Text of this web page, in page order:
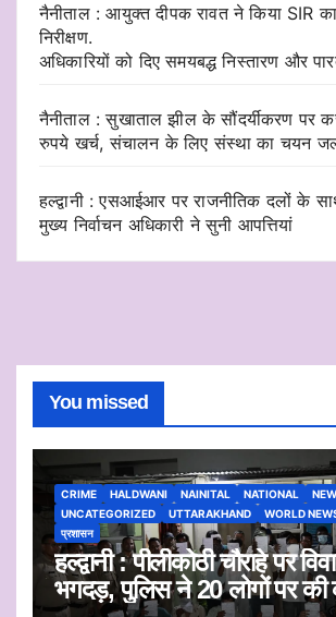
नैनीताल : आयुक्त दीपक रावत ने किया SIR
निरीक्षण.
अधिकारियों को दिए समयबद्ध निस्तारण और
नैनीताल : सुखाताल झील के सौंदर्यीकरण पर
रुपये खर्च, संचालन के लिए संस्था का चयन
हल्द्वानी : एसआईआर पर राजनीतिक दलों के
मुख्य निर्वाचन अधिकारी ने सुनी आपत्तियां
You missed
CRIME HALDWANI NAINITAL NATIONAL
UNCATEGORIZED
UTTARAKHAND WORLD
प्रशासन
हल्द्वानी : पीलीकोठी चौराहे पर
भगदड़, पुलिस ने 20 लोगों पर की